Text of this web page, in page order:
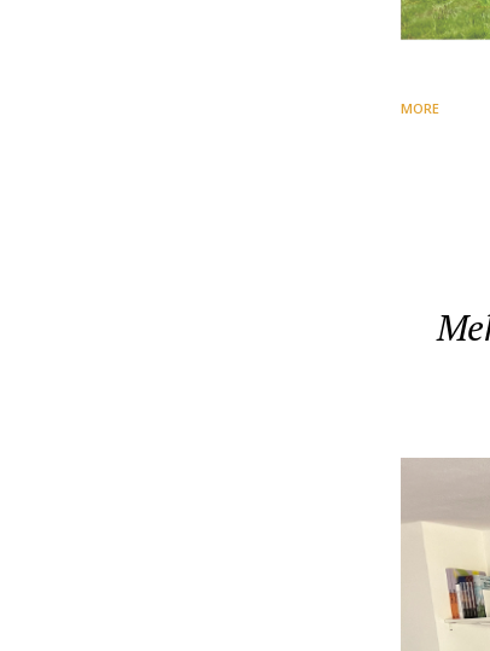
MORE